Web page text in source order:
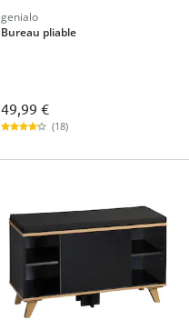
genialo
Bureau pliable
49,99 €
(18)